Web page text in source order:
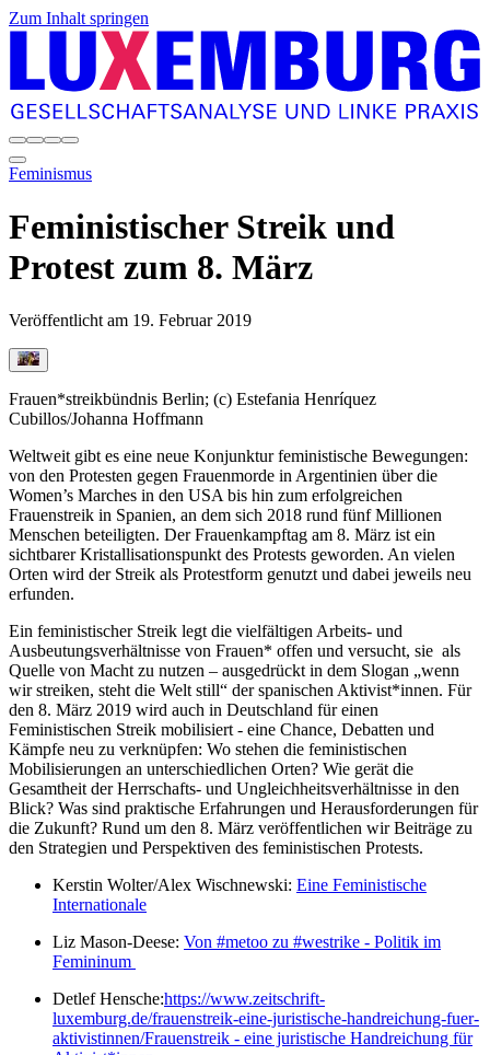
Zum Inhalt springen
Feminismus
Feministischer Streik und
Protest zum 8. März
Veröffentlicht am 19. Februar 2019
Frauen*streikbündnis Berlin; (c) Estefania Henríquez
Cubillos/Johanna Hoffmann
Weltweit gibt es eine neue Konjunktur feministische Bewegungen:
von den Protesten gegen Frauenmorde in Argentinien über die
Women’s Marches in den USA bis hin zum erfolgreichen
Frauenstreik in Spanien, an dem sich 2018 rund fünf Millionen
Menschen beteiligten. Der Frauenkampftag am 8. März ist ein
sichtbarer Kristallisationspunkt des Protests geworden. An vielen
Orten wird der Streik als Protestform genutzt und dabei jeweils neu
erfunden.
Ein feministischer Streik legt die vielfältigen Arbeits- und
Ausbeutungsverhältnisse von Frauen* offen und versucht, sie als
Quelle von Macht zu nutzen – ausgedrückt in dem Slogan „wenn
wir streiken, steht die Welt still“ der spanischen Aktivist*innen. Für
den 8. März 2019 wird auch in Deutschland für einen
Feministischen Streik mobilisiert - eine Chance, Debatten und
Kämpfe neu zu verknüpfen: Wo stehen die feministischen
Mobilisierungen an unterschiedlichen Orten? Wie gerät die
Gesamtheit der Herrschafts- und Ungleichheitsverhältnisse in den
Blick? Was sind praktische Erfahrungen und Herausforderungen für
die Zukunft? Rund um den 8. März veröffentlichen wir Beiträge zu
den Strategien und Perspektiven des feministischen Protests.
Kerstin Wolter/Alex Wischnewski: Eine Feministische
Internationale
Liz Mason-Deese: Von #metoo zu #westrike - Politik im
Femininum
Detlef Hensche:https://www.zeitschrift-
luxemburg.de/frauenstreik-eine-juristische-handreichung-fuer-
aktivistinnen/Frauenstreik - eine juristische Handreichung für